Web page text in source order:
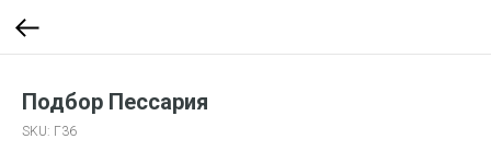
Подбор Пессария
SKU: Г36